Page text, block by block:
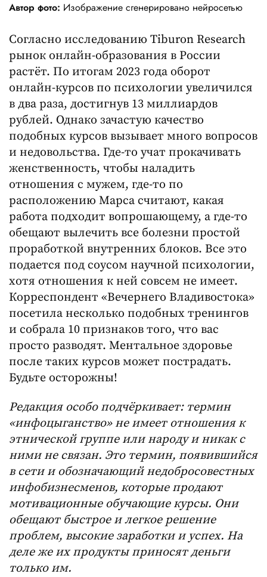
Автор фото: Изображение сгенерировано нейросетью
Согласно исследованию Tiburon Research
рынок онлайн-образования в России
растёт. По итогам 2023 года оборот
онлайн-курсов по психологии увеличился
в два раза, достигнув 13 миллиардов
рублей. Однако зачастую качество
подобных курсов вызывает много вопросов
и недовольства. Где-то учат прокачивать
женственность, чтобы наладить
отношения с мужем, где-то по
расположению Марса считают, какая
работа подходит вопрошающему, а где-то
обещают вылечить все болезни простой
проработкой внутренних блоков. Все это
подается под соусом научной психологии,
хотя отношения к ней совсем не имеет.
Корреспондент «Вечернего Владивостока»
посетила несколько подобных тренингов
и собрала 10 признаков того, что вас
просто разводят. Ментальное здоровье
после таких курсов может пострадать.
Будьте осторожны!
Редакция особо подчёркивает: термин
«инфоцыганство» не имеет отношения к
этнической группе или народу и никак с
ними не связан. Это термин, появившийся
в сети и обозначающий недобросовестных
инфобизнесменов, которые продают
мотивационные обучающие курсы. Они
обещают быстрое и легкое решение
проблем, высокие заработки и успех. На
деле же их продукты приносят деньги
только им.